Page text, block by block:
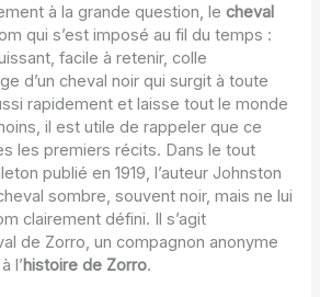
à la grande question, lecheval
qui s’est imposé au fil du temps :
facile à retenir, colle
d’un cheval noir qui surgit à toute
rapidement et laisse tout le monde
il est utile de rappeler que ce
les premiers récits. Dans le tout
publié en 1919, l’auteur Johnston
sombre, souvent noir, mais ne lui
clairement défini. Il s’agit
de Zorro, un compagnon anonyme
l’histoire de Zorro.